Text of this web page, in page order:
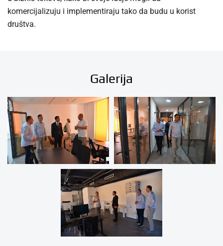
komercijalizuju i implementiraju tako da budu u korist
društva.
Galerija